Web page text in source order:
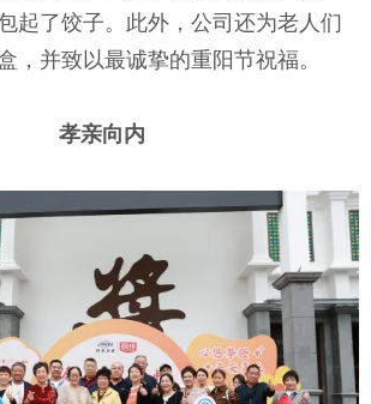
起了饺子。此外，公司还为老人们
，并致以最诚挚的重阳节祝福。
孝亲向内